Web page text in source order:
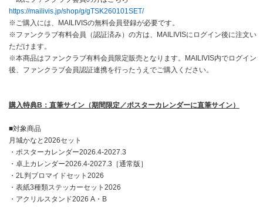
https://mailivis.jp/shop/g/gTSK260101SET/
※ご購入には、MAILIVISの無料会員登録が必要です。
※ファンクラブ有料会員（認証済み）の方は、MAILIVISにログイン後に注文い
ただけます。
※本商品はファンクラブ有料会員限定販売となります。MAILIVIS内でログイン
後、ファンクラブ会員認証連携を行ったうえでご購入ください。
購入特典B：直筆サイン（期間限定／ポスターカレンダーに直筆サイン）
■対象商品
月城かなと2026セット
・ポスターカレンダー2026.4-2027.3
・卓上カレンダー2026.4-2027.3［通常版］
・2L判ブロマイドセット2026
・表紙3種類ステッカーセット2026
・アクリルスタンド2026 A・B